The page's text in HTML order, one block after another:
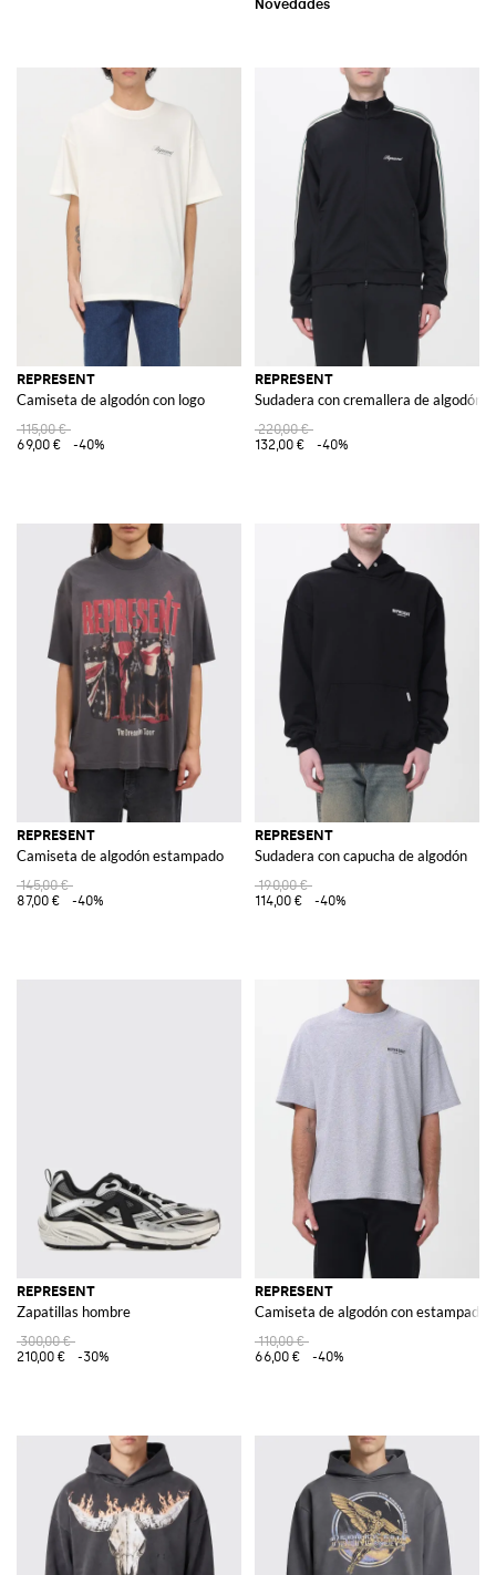
REPRESENT
Camiseta de algodón con logo
115,00 €
69,00 €
-40%
REPRESENT
Sudadera con cremallera de algodón
220,00 €
132,00 €
-40%
REPRESENT
Camiseta de algodón estampado
145,00 €
87,00 €
-40%
REPRESENT
Sudadera con capucha de algodón
190,00 €
114,00 €
-40%
REPRESENT
Zapatillas hombre
300,00 €
210,00 €
-30%
REPRESENT
Camiseta de algodón con estampado
110,00 €
66,00 €
-40%